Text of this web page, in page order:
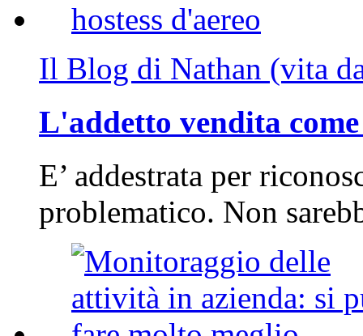
Il Blog di Nathan (vita
L'addetto vendita
E’ addestrata per
problematico. Non